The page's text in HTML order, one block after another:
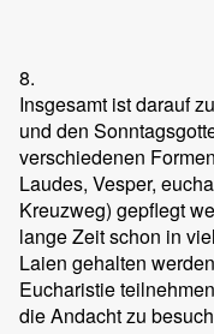
8.
Insgesamt ist darauf
und den
verschiedenen
Laudes, Vesper,
Kreuzweg) gepflegt
lange Zeit schon in
Laien gehalten
Eucharistie
die Andacht zu